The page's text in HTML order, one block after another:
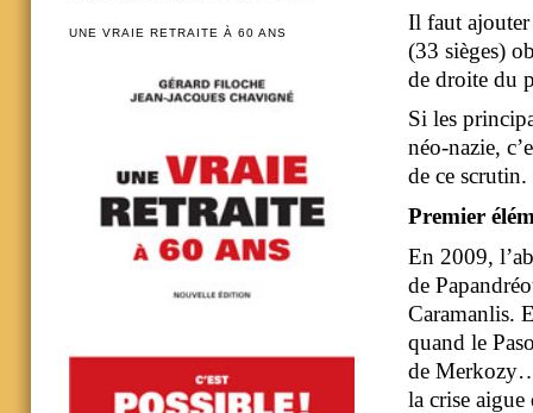
Il faut
(33 sièges)
de droite du
Si les
néo-nazie,
de ce scrutin.
Premier
En 2009,
de
Caramanlis.
quand le
de
la crise aigue
UNE VRAIE RETRAITE À 60 ANS